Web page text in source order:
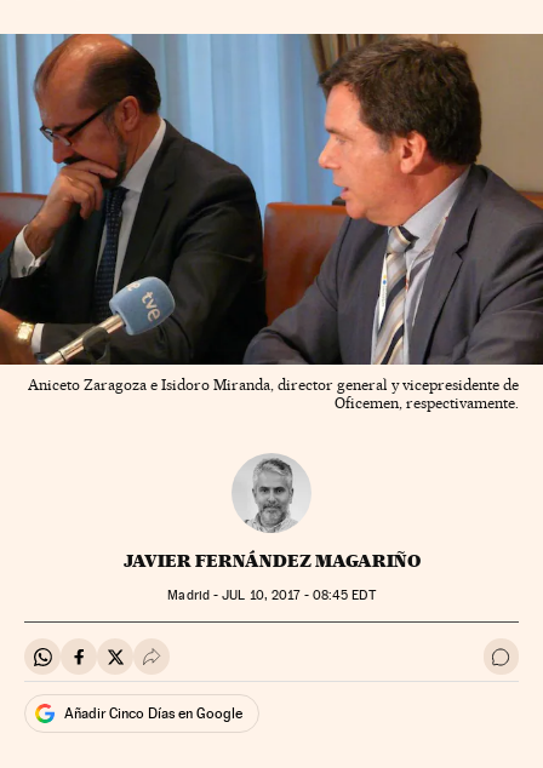
Aniceto Zaragoza e Isidoro Miranda, director general y vicepresidente de
Oficemen, respectivamente.
JAVIER FERNÁNDEZ MAGARIÑO
Madrid -JUL 10, 2017 - 08:45 EDT
Compartir en Whatsapp
Compartir en Facebook
Compartir en Twitter
Desplegar Redes Sociales Ir a
Añadir Cinco Días en Google